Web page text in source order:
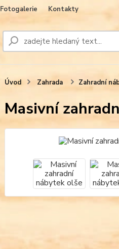
Fotogalerie Kontakty
Úvod Zahrada Zahradní
Masivní